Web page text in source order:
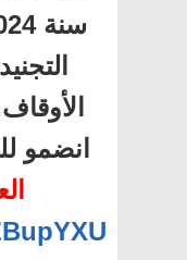
انضمو